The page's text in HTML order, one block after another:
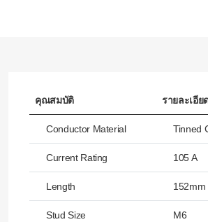
คุณสมบัติ รายละเอีย
Conductor Material Tinned
Current Rating 105 A
Length 152mm
Stud Size M6